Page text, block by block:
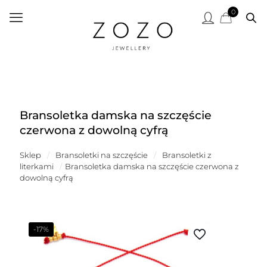
0
Bransoletka damska na szczęście
czerwona z dowolną cyfrą
Sklep / Bransoletki na szczęście /
Bransoletki z
literkami
/ Bransoletka damska na szczęście czerwona z
dowolną cyfrą
-17%